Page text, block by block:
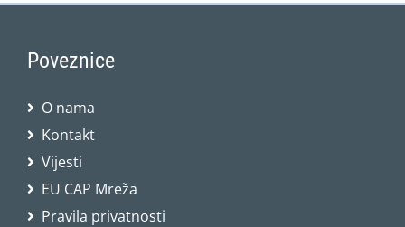
Poveznice
O nama
Kontakt
Vijesti
EU CAP Mreža
Pravila privatnosti